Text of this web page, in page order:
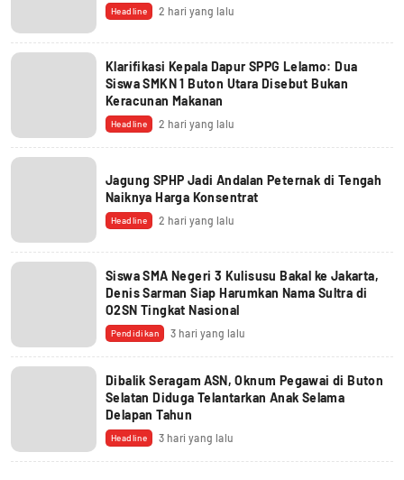
Headline 2 hari yang lalu
Klarifikasi Kepala Dapur SPPG Lelamo: Dua
Siswa SMKN 1 Buton Utara Disebut Bukan
Keracunan Makanan
Headline 2 hari yang lalu
Jagung SPHP Jadi Andalan Peternak di Tengah
Naiknya Harga Konsentrat
Headline 2 hari yang lalu
Siswa SMA Negeri 3 Kulisusu Bakal ke Jakarta,
Denis Sarman Siap Harumkan Nama Sultra di
O2SN Tingkat Nasional
Pendidikan 3 hari yang lalu
Dibalik Seragam ASN, Oknum Pegawai di Buton
Selatan Diduga Telantarkan Anak Selama
Delapan Tahun
Headline 3 hari yang lalu